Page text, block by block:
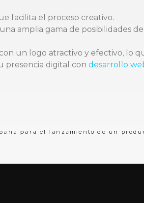
facilita el proceso creativo.
amplia gama de posibilidades
un logo atractivo y efectivo, lo
presencia digital con desarrollo